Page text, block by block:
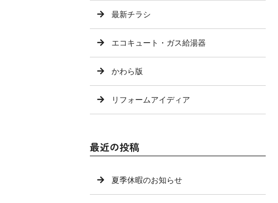
最新チラシ
エコキュート・ガス給湯器
かわら版
リフォームアイディア
最近の投稿
夏季休暇のお知らせ